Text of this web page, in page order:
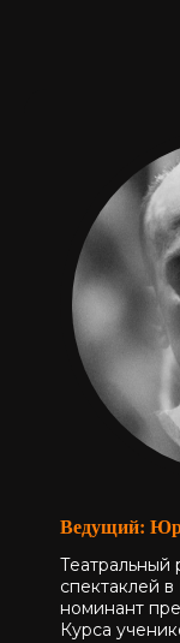
Ведущий:
Театральный
спектаклей
номинант
Курса